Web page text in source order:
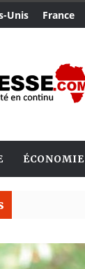
Unis France
ÉCONOMIE